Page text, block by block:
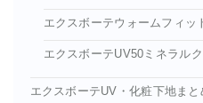
エクスボーテウォームフィッ
エクスボーテUV50ミネラル
エクスボーテUV・化粧下地まと